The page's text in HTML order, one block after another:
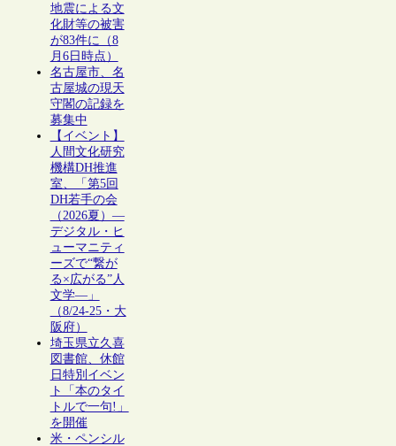
地震による文
化財等の被害
が83件に（8
月6日時点）
名古屋市、名
古屋城の現天
守閣の記録を
募集中
【イベント】
人間文化研究
機構DH推進
室、「第5回
DH若手の会
（2026夏）―
デジタル・ヒ
ューマニティ
ーズで“繋が
る×広がる”人
文学―」
（8/24-25・大
阪府）
埼玉県立久喜
図書館、休館
日特別イベン
ト「本のタイ
トルで一句!」
を開催
米・ペンシル